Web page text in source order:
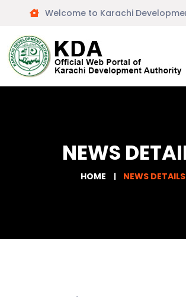
Welcome to Karachi
NEWS
HOME NEWS DETAILS